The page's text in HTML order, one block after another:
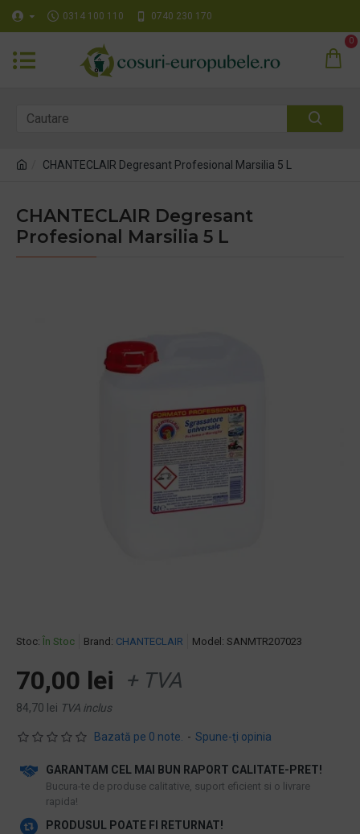
0314 100 110 0740 230 170
0
CHANTECLAIR Degresant Profesional Marsilia 5 L
CHANTECLAIR Degresant
Profesional Marsilia 5 L
Stoc: În Stoc Brand: CHANTECLAIR Model: SANMTR207023
Bazată pe 0 note. - Spune-ţi opinia
70,00 lei + TVA
84,70 lei TVA inclus
GARANTAM CEL MAI BUN RAPORT CALITATE-PRET!
​Bucura-te de produse calitative, suport eficient si o livrare
rapida!
PRODUSUL POATE FI RETURNAT!